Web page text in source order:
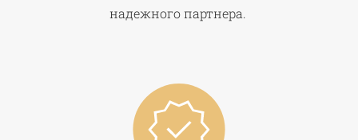
надежного партнера.